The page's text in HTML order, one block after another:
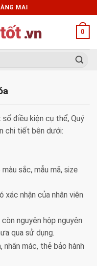
MAI
0
điều kiện cụ thể, Quý
chi tiết bên dưới:
sắc, mẫu mã, size
xác nhận của nhân viên
nguyên hộp nguyên
qua sử dụng.
mác, thẻ bảo hành